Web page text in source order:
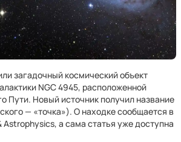
загадочный космический объект
NGC 4945, расположенной
Пути. Новый источник получил название
— «точка»). О находке сообщается в
а сама статья уже доступна